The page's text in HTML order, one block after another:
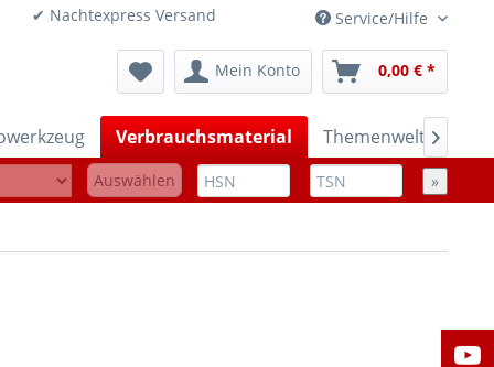
✔ Nachtexpress Versand Service/Hilfe
Mein Konto 0,00 € *
Verbrauchsmaterial Themenwelten

Auswählen »